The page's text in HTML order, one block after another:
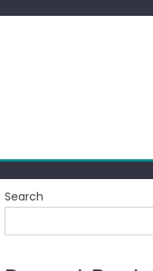
Search